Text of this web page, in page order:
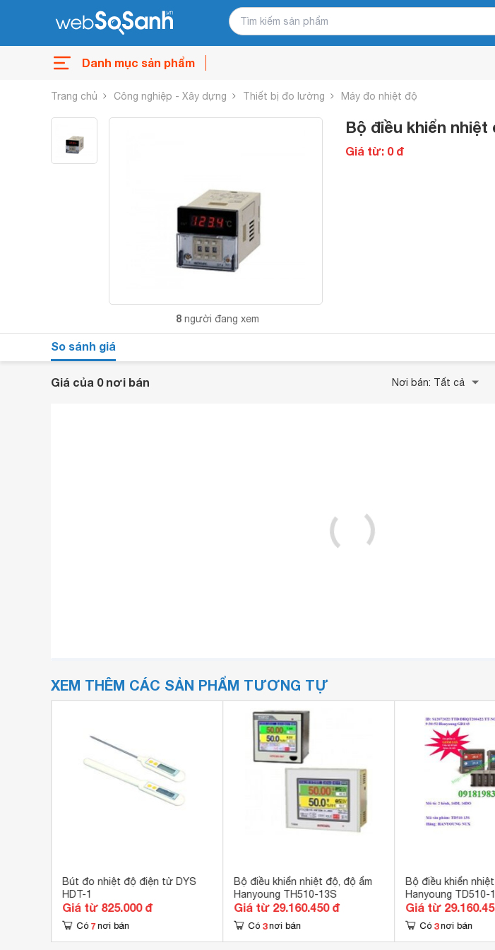
Danh mục sản phẩm
Trang chủ Công nghiệp - Xây dựng Thiết bị đo lường Máy đo nhiệt độ
8 người đang xem
Bộ điều khiển nhiệt
Giá từ: 0 đ
So sánh giá
Giá của 0 nơi bán Nơi bán: Tất cả
XEM THÊM CÁC SẢN PHẨM TƯƠNG TỰ
Bút đo nhiệt độ điện tử DYS
HDT-1
Giá từ 825.000 đ
Có 7 nơi bán
Bộ điều khiển nhiệt độ, độ ẩm
Hanyoung TH510-13S
Giá từ 29.160.450 đ
Có 3 nơi bán
Bộ điều khiển
Hanyoung TD510-
Giá từ
Có 3 nơi bán